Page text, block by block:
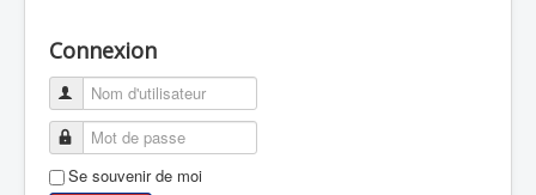
Connexion
Se souvenir de moi